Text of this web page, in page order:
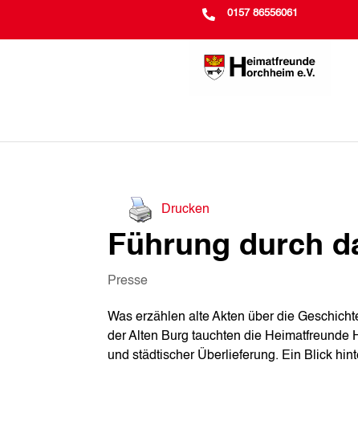
 0157 86556061
Drucken
Führung durch
Presse
Was erzählen alte Akten über die
der Alten Burg tauchten die Heimatfreunde
und städtischer Überlieferung. Ein Blick